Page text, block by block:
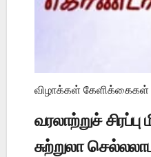
விழாக்கள் கேளிக்கைகள்
வரலாற்றுச்
சுற்றுலா